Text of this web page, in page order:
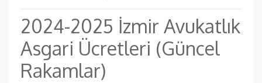
2024-2025 İzmir Avukatlık
Asgari Ücretleri (Güncel
Rakamlar)